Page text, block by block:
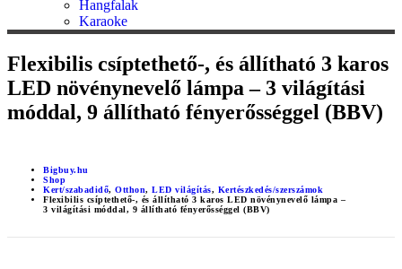
Hangfalak
Karaoke
Flexibilis csíptethető-, és állítható 3 karos
LED növénynevelő lámpa – 3 világítási
móddal, 9 állítható fényerősséggel (BBV)
Bigbuy.hu
Shop
Kert/szabadidő, Otthon, LED világítás, Kertészkedés/szerszámok
Flexibilis csíptethető-, és állítható 3 karos LED növénynevelő lámpa –
3 világítási móddal, 9 állítható fényerősséggel (BBV)